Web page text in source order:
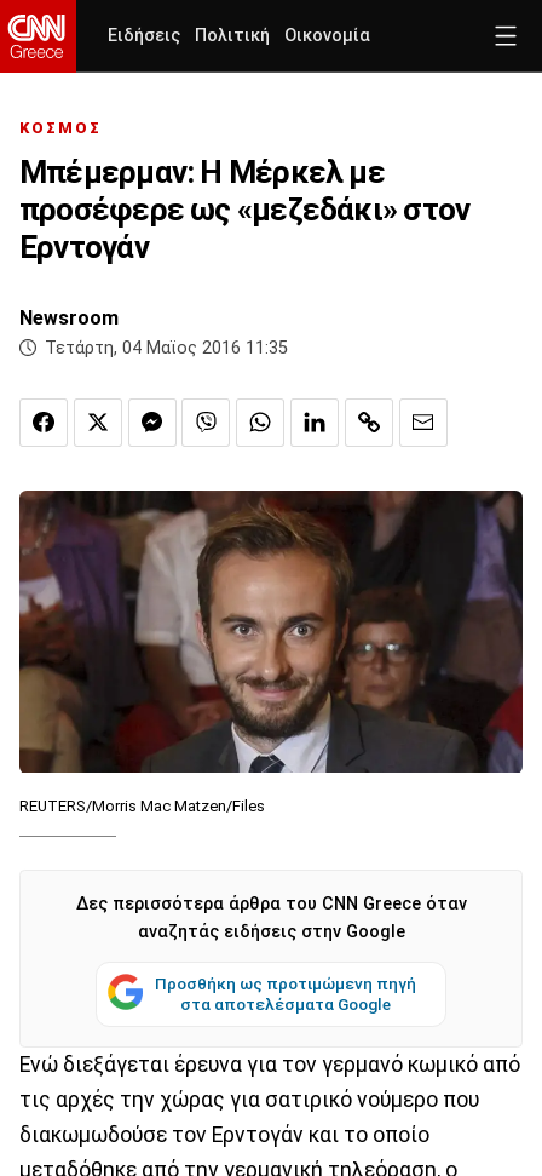
Ειδήσεις Πολιτική Οικονομία
ΚΟΣΜΟΣ
Μπέμερμαν: Η Μέρκελ με
προσέφερε ως «μεζεδάκι» στον
Ερντογάν
Newsroom
Τετάρτη, 04 Μαϊος 2016 11:35
REUTERS/Morris Mac Matzen/Files
Δες περισσότερα άρθρα του CNN Greece όταν
αναζητάς ειδήσεις στην Google
Προσθήκη ως προτιμώμενη πηγή
στα αποτελέσματα Google
Ενώ διεξάγεται έρευνα για τον γερμανό κωμικό από
τις αρχές την χώρας για σατιρικό νούμερο που
διακωμωδούσε τον Ερντογάν και το οποίο
μεταδόθηκε από την γερμανική τηλεόραση, ο